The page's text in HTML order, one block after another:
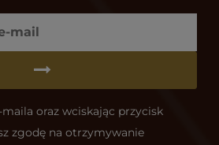
oraz wciskając przycisk
zgodę na otrzymywanie